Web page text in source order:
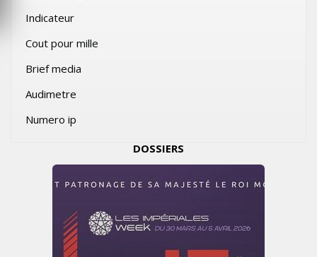
Indicateur
Cout pour mille
Brief media
Audimetre
Numero ip
DOSSIERS